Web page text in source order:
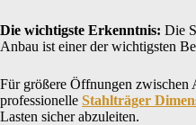
Die wichtigste Erkenntnis: Die
Anbau ist einer der wichtigsten
Für größere Öffnungen zwischen
professionelle Stahlträger
Lasten sicher abzuleiten.